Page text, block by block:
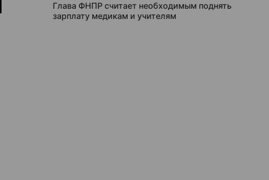
Глава ФНПР считает необходимым поднять
зарплату медикам и учителям